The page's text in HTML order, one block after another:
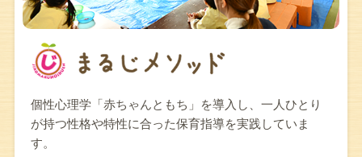
個性心理学「赤ちゃんともち」を導入し、一人ひとり
が持つ性格や特性に合った保育指導を実践していま
す。